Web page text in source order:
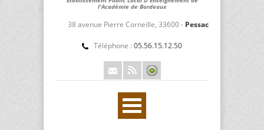
l'Académie de Bordeaux
38 avenue Pierre Corneille, 33600 - Pessac
Téléphone : 05.56.15.12.50